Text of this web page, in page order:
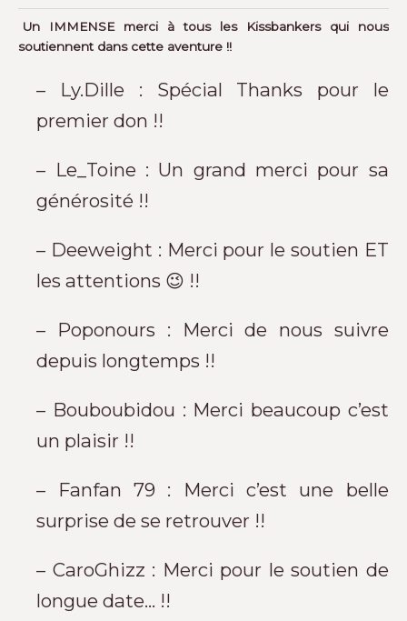
Un IMMENSE merci à tous les Kissbankers qui nous
soutiennent dans cette aventure !!
– Ly.Dille : Spécial Thanks pour le
premier don !!
– Le_Toine : Un grand merci pour sa
générosité !!
– Deeweight : Merci pour le soutien ET
les attentions 😉 !!
– Poponours : Merci de nous suivre
depuis longtemps !!
– Bouboubidou : Merci beaucoup c’est
un plaisir !!
– Fanfan 79 : Merci c’est une belle
surprise de se retrouver !!
– CaroGhizz : Merci pour le soutien de
longue date… !!